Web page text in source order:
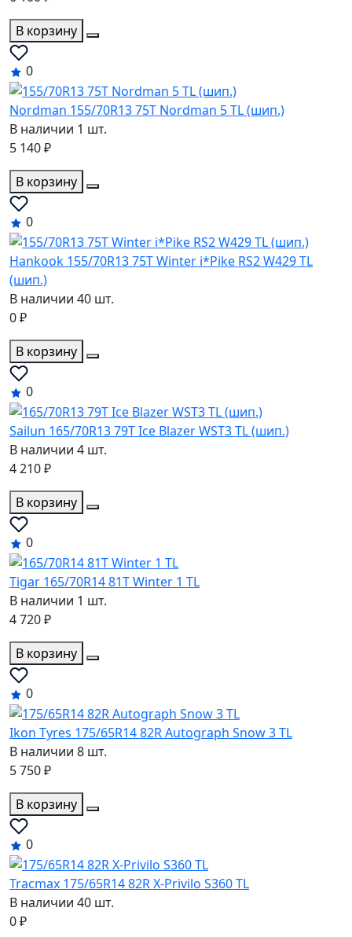
В корзину
0
Nordman 155/70R13 75T Nordman 5 TL (шип.)
В наличии 1 шт.
5 140 ₽
В корзину
0
Hankook 155/70R13 75T Winter i*Pike RS2 W429 TL
(шип.)
В наличии 40 шт.
0 ₽
В корзину
0
Sailun 165/70R13 79T Ice Blazer WST3 TL (шип.)
В наличии 4 шт.
4 210 ₽
В корзину
0
Tigar 165/70R14 81T Winter 1 TL
В наличии 1 шт.
4 720 ₽
В корзину
0
Ikon Tyres 175/65R14 82R Autograph Snow 3 TL
В наличии 8 шт.
5 750 ₽
В корзину
0
Tracmax 175/65R14 82R X-Privilo S360 TL
В наличии 40 шт.
0 ₽